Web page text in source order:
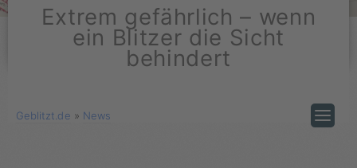
Extrem gefährlich – wenn
ein Blitzer die Sicht
behindert
Geblitzt.de » News